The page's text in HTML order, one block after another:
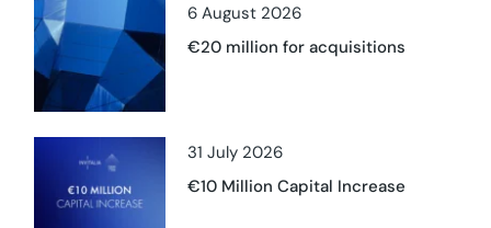
6 August 2026
€20 million for acquisitions
31 July 2026
€10 Million Capital Increase